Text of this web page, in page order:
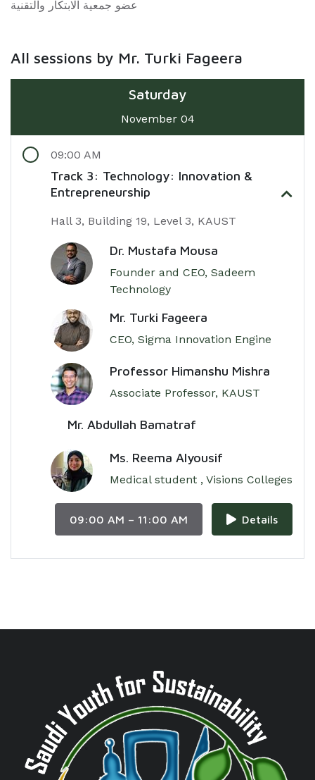
عضو جمعية الابتكار والتقنية
All sessions by Mr. Turki Fageera
Saturday
November 04
Track 3: Technology: Innovation &
Entrepreneurship
09:00 AM
Hall 3, Building 19, Level 3, KAUST
Dr. Mustafa Mousa
Founder and CEO, Sadeem
Technology
Mr. Turki Fageera
CEO, Sigma Innovation Engine
Professor Himanshu Mishra
Associate Professor, KAUST
Mr. Abdullah Bamatraf
Ms. Reema Alyousif
Medical student , Visions Colleges
09:00 AM – 11:00 AM Details